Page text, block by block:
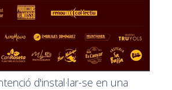
d'instal·lar-se en una